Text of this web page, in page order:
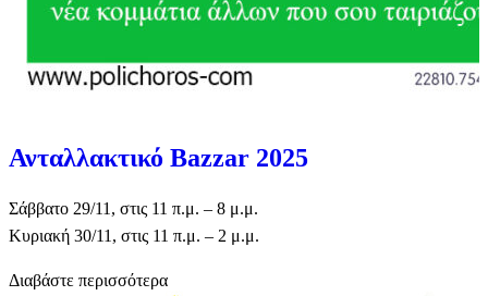
Ανταλλακτικό Bazzar 2025
Σάββατο 29/11, στις 11 π.μ. – 8 μ.μ.
Κυριακή 30/11, στις 11 π.μ. – 2 μ.μ.
Διαβάστε περισσότερα